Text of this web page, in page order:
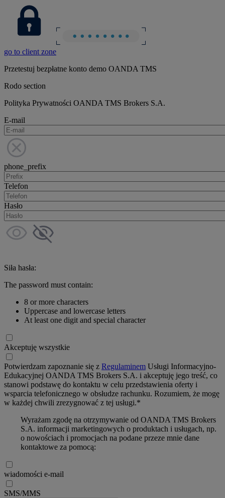
go to client zone
Przetestuj bezpłatne konto demo OANDA TMS
Rodo section
Polityka Prywatności OANDA TMS Brokers S.A.
E-mail
phone_prefix
Telefon
Hasło
Siła hasła:
The password must contain:
8 or more characters
Uppercase and lowercase letters
At least one digit and special character
Akceptuję wszystkie
Potwierdzam zapoznanie się z Regulaminem Usługi Informacyjno-
Edukacyjnej OANDA TMS Brokers S.A. i akceptuję jego treść, co
stanowi podstawę do kontaktu w celu przedstawienia oferty i
wsparcia telefonicznego w obsłudze rachunku. Rozumiem, że mogę
w każdej chwili zrezygnować z tej usługi.*
Wyrażam zgodę na otrzymywanie od OANDA TMS Brokers
S.A. informacji marketingowych o produktach i usługach, np.
o nowościach i promocjach na podane przeze mnie dane
kontaktowe za pomocą:
wiadomości e-mail
SMS/MMS